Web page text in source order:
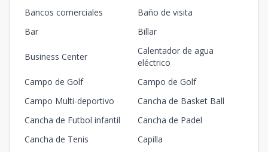
Bancos comerciales
Baño de visita
Bar
Billar
Business Center
Calentador de agua
eléctrico
Campo de Golf
Campo de Golf
Campo Multi-deportivo
Cancha de Basket Ball
Cancha de Futbol infantil
Cancha de Padel
Cancha de Tenis
Capilla